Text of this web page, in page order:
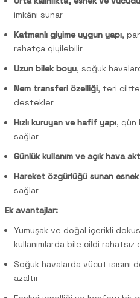
imkânı sunar
Katmanlı giyime uygun yapı,
rahatça giyilebilir
Uzun bilek boyu, soğuk
Nem transferi özelliği, teri
destekler
Hızlı kuruyan ve hafif yapı, gün
sağlar
Günlük kullanım ve açık hava
Hareket özgürlüğü sunan esnek
sağlar
Ek avantajlar:
Yumuşak ve doğal içerikli
kullanımlarda bile cildi rahatsız
Soğuk havalarda vücut
azaltır